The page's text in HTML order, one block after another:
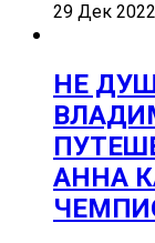
29 Дек
НЕ
АННА